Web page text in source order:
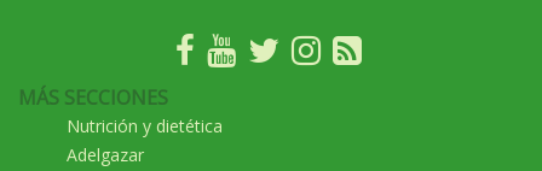
MÁS SECCIONES
Nutrición y dietética
Adelgazar